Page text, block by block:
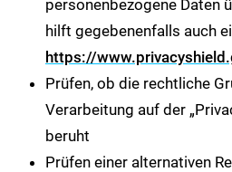
personenbezogene Daten
hilft gegebenenfalls auch
https://
Prüfen, ob die rechtliche
Verarbeitung auf der
beruht
Prüfen einer alternativen